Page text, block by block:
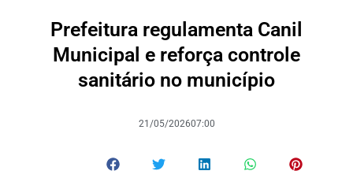
Prefeitura regulamenta Canil
Municipal e reforça controle
sanitário no município
21/05/202607:00